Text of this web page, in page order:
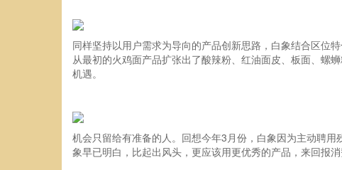
同样坚持以用户需求为导向的产品创新思路，白象结合区位
从最初的火鸡面产品扩张出了酸辣粉、红油面皮、板面、螺
机遇。
机会只留给有准备的人。回想今年3月份，白象因为主动聘
象早已明白，比起出风头，更应该用更优秀的产品，来回报消